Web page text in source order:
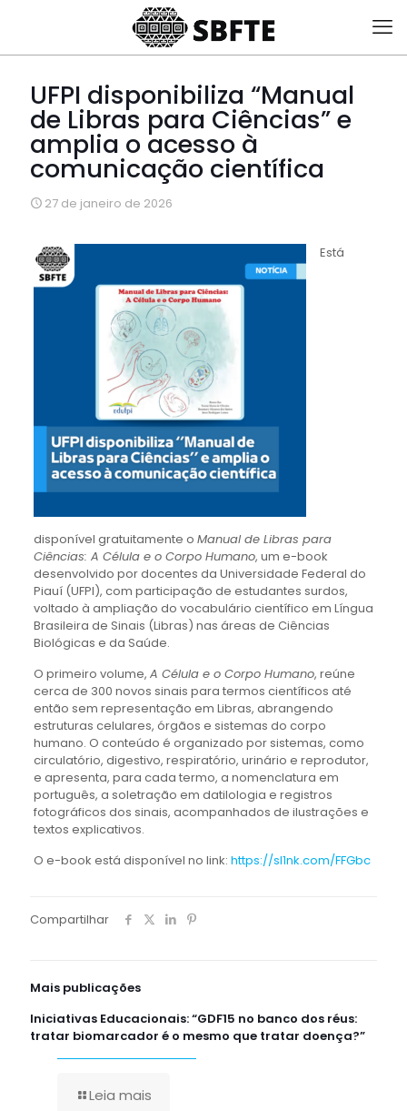
UFPI disponibiliza “Manual
de Libras para Ciências” e
amplia o acesso à
comunicação científica
27 de janeiro de 2026
Está
disponível gratuitamente o Manual de Libras para
Ciências: A Célula e o Corpo Humano, um e-book
desenvolvido por docentes da Universidade Federal do
Piauí (UFPI), com participação de estudantes surdos,
voltado à ampliação do vocabulário científico em Língua
Brasileira de Sinais (Libras) nas áreas de Ciências
Biológicas e da Saúde.
O primeiro volume, A Célula e o Corpo Humano, reúne
cerca de 300 novos sinais para termos científicos até
então sem representação em Libras, abrangendo
estruturas celulares, órgãos e sistemas do corpo
humano. O conteúdo é organizado por sistemas, como
circulatório, digestivo, respiratório, urinário e reprodutor,
e apresenta, para cada termo, a nomenclatura em
português, a soletração em datilologia e registros
fotográficos dos sinais, acompanhados de ilustrações e
textos explicativos.
O e-book está disponível no link: https://sl1nk.com/FFGbc
Compartilhar
Mais publicações
Iniciativas Educacionais: “GDF15 no banco dos réus:
tratar biomarcador é o mesmo que tratar doença?”
Leia mais